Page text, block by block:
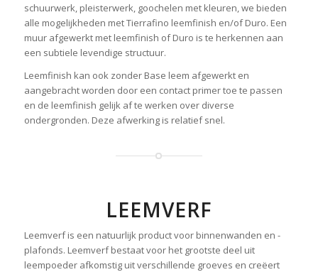
schuurwerk, pleisterwerk, goochelen met kleuren, we bieden
alle mogelijkheden met Tierrafino leemfinish en/of Duro. Een
muur afgewerkt met leemfinish of Duro is te herkennen aan
een subtiele levendige structuur.
Leemfinish kan ook zonder Base leem afgewerkt en
aangebracht worden door een contact primer toe te passen
en de leemfinish gelijk af te werken over diverse
ondergronden. Deze afwerking is relatief snel.
LEEMVERF
Leemverf is een natuurlijk product voor binnenwanden en -
plafonds. Leemverf bestaat voor het grootste deel uit
leempoeder afkomstig uit verschillende groeves en creëert